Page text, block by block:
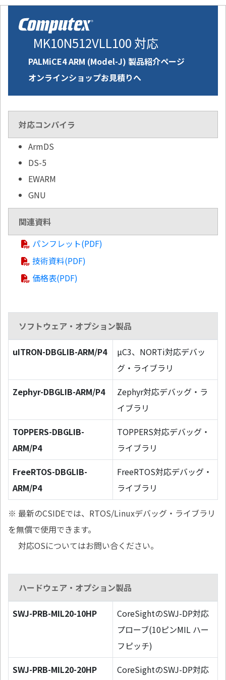
MK10N512VLL100 対応
PALMiCE4 ARM (Model-J) 製品紹介ページ
オンラインショップお見積りへ
対応コンパイラ
ArmDS
DS-5
EWARM
GNU
関連資料
パンフレット(PDF)
技術資料(PDF)
価格表(PDF)
ソフトウェア・オプション製品
uITRON-DBGLIB-ARM/P4
µC3、NORTi対応デバッ
グ・ライブラリ
Zephyr-DBGLIB-ARM/P4
Zephyr対応デバッグ・ラ
イブラリ
TOPPERS-DBGLIB-
ARM/P4
TOPPERS対応デバッグ・
ライブラリ
FreeRTOS-DBGLIB-
ARM/P4
FreeRTOS対応デバッグ・
ライブラリ
※ 最新のCSIDEでは、RTOS/Linuxデバッグ・ライブラリ
を無償で使用できます。
対応OSについてはお問い合ください。
ハードウェア・オプション製品
SWJ-PRB-MIL20-10HP
CoreSightのSWJ-DP対応
プローブ(10ピンMIL ハー
フピッチ)
SWJ-PRB-MIL20-20HP
CoreSightのSWJ-DP対応